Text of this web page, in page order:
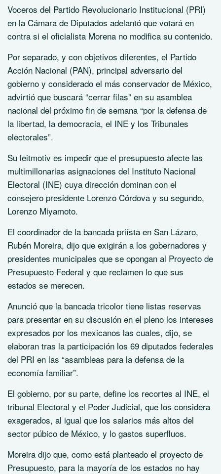
Voceros del Partido Revolucionario Institucional (PRI)
en la Cámara de Diputados adelantó que votará en
contra si el oficialista Morena no modifica su contenido.
Por separado, y con objetivos diferentes, el Partido
Acción Nacional (PAN), principal adversario del
gobierno y considerado el más conservador de México,
advirtió que buscará “cerrar filas” en su asamblea
nacional del próximo fin de semana “por la defensa de
la libertad, la democracia, el INE y los Tribunales
electorales”.
Su leitmotiv es impedir que el presupuesto afecte las
multimillonarias asignaciones del Instituto Nacional
Electoral (INE) cuya dirección dominan con el
consejero presidente Lorenzo Córdova y su segundo,
Lorenzo Miyamoto.
El coordinador de la bancada priísta en San Lázaro,
Rubén Moreira, dijo que exigirán a los gobernadores y
presidentes municipales que se opongan al Proyecto de
Presupuesto Federal y que reclamen lo que sus
estados se merecen.
Anunció que la bancada tricolor tiene listas reservas
para presentar en su discusión en el pleno los intereses
expresados por los mexicanos las cuales, dijo, se
elaboran tras la participación los 69 diputados federales
del PRI en las “asambleas para la defensa de la
economía familiar”.
El gobierno, por su parte, define los recortes al INE, el
tribunal Electoral y el Poder Judicial, que los considera
exagerados, al igual que los salarios más altos del
sector púbico de México, y lo gastos superfluos.
Moreira dijo que, como está planteado el proyecto de
Presupuesto, para la mayoría de los estados no hay